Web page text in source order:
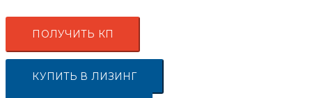
ПОЛУЧИТЬ КП
КУПИТЬ В ЛИЗИНГ